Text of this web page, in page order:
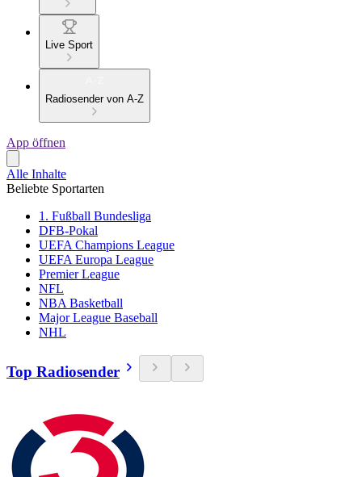
Live Sport
Radiosender von A-Z
App öffnen
Alle Inhalte
Beliebte Sportarten
1. Fußball Bundesliga
DFB-Pokal
UEFA Champions League
UEFA Europa League
Premier League
NFL
NBA Basketball
Major League Baseball
NHL
Top Radiosender